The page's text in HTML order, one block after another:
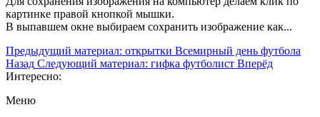
картинке правой кнопкой мышки.
В выпавшем окне выбираем сохранить изображение как...
Предыдущий материал: открытки Всемирный день футбола
Назад Следующий материал: гифка футболист Вперёд
Интересно:
Меню